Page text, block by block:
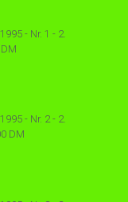
- Nr. 1 - 2.
- Nr. 2 - 2.
DM